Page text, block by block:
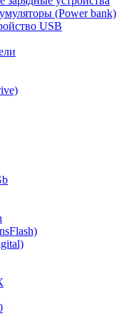
(Power bank)
USB